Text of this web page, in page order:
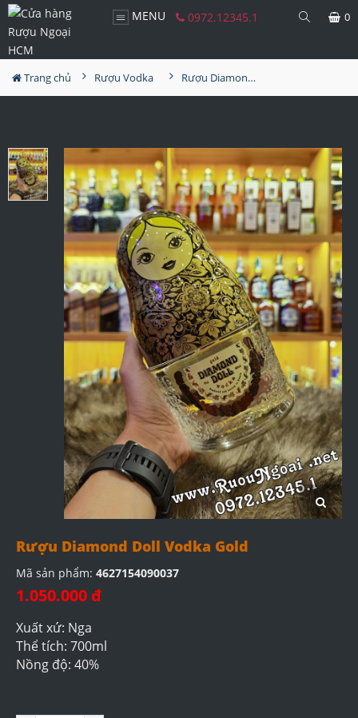
MENU 0972.12345.1 0
Trang chủ Rượu Vodka Rượu Diamond Doll Vodka Gold
Rượu Diamond Doll Vodka Gold
Mã sản phẩm: 4627154090037
1.050.000 đ
Xuất xứ: Nga
Thể tích: 700ml
Nồng độ: 40%